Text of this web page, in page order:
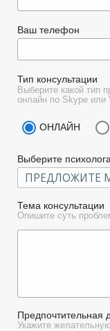
Ваш телефон
Тип консультации
Выберите какой тип
онлайн по Skype или
ОНЛАЙН
Выберите психолога
Тема консультации
Опишите суть
Предпочтительная
Укажите